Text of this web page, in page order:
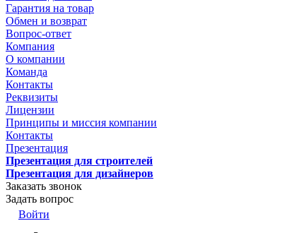
Гарантия на товар
Обмен и возврат
Вопрос-ответ
Компания
О компании
Команда
Контакты
Реквизиты
Лицензии
Принципы и миссия компании
Контакты
Презентация
Презентация для строителей
Презентация для дизайнеров
Заказать звонок
Задать вопрос
Войти